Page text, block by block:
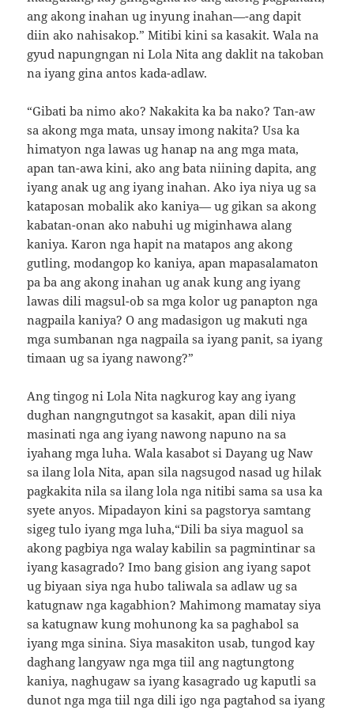
ang akong inahan ug inyung inahan—-ang dapit
diin ako nahisakop.” Mitibi kini sa kasakit. Wala na
gyud napungngan ni Lola Nita ang daklit na takoban
na iyang gina antos kada-adlaw.
“Gibati ba nimo ako? Nakakita ka ba nako? Tan-aw
sa akong mga mata, unsay imong nakita? Usa ka
himatyon nga lawas ug hanap na ang mga mata,
apan tan-awa kini, ako ang bata niining dapita, ang
iyang anak ug ang iyang inahan. Ako iya niya ug sa
kataposan mobalik ako kaniya— ug gikan sa akong
kabatan-onan ako nabuhi ug miginhawa alang
kaniya. Karon nga hapit na matapos ang akong
gutling, modangop ko kaniya, apan mapasalamaton
pa ba ang akong inahan ug anak kung ang iyang
lawas dili magsul-ob sa mga kolor ug panapton nga
nagpaila kaniya? O ang madasigon ug makuti nga
mga sumbanan nga nagpaila sa iyang panit, sa iyang
timaan ug sa iyang nawong?”
Ang tingog ni Lola Nita nagkurog kay ang iyang
dughan nangngutngot sa kasakit, apan dili niya
masinati nga ang iyang nawong napuno na sa
iyahang mga luha. Wala kasabot si Dayang ug Naw
sa ilang lola Nita, apan sila nagsugod nasad ug hilak
pagkakita nila sa ilang lola nga nitibi sama sa usa ka
syete anyos. Mipadayon kini sa pagstorya samtang
sigeg tulo iyang mga luha,“Dili ba siya maguol sa
akong pagbiya nga walay kabilin sa pagmintinar sa
iyang kasagrado? Imo bang gision ang iyang sapot
ug biyaan siya nga hubo taliwala sa adlaw ug sa
katugnaw nga kagabhion? Mahimong mamatay siya
sa katugnaw kung mohunong ka sa paghabol sa
iyang mga sinina. Siya masakiton usab, tungod kay
daghang langyaw nga mga tiil ang nagtungtong
kaniya, naghugaw sa iyang kasagrado ug kaputli sa
dunot nga mga tiil nga dili igo nga pagtahod sa iyang